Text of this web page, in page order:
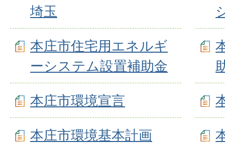
埼玉
本庄市住宅用エネルギ
ーシステム設置補助金
本庄市環境宣言
本庄市環境基本計画